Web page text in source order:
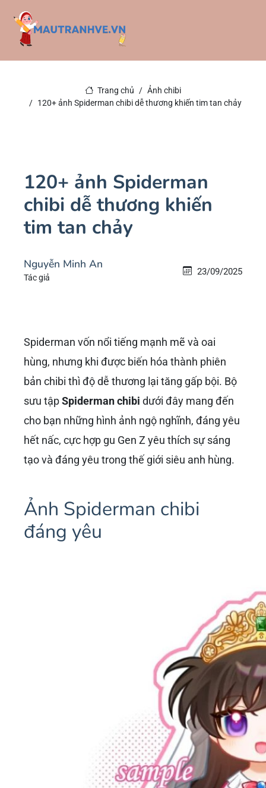
Trang chủ
Ảnh chibi
120+ ảnh Spiderman chibi dễ thương khiến tim tan chảy
120+ ảnh Spiderman
chibi dễ thương khiến
tim tan chảy
Nguyễn Minh An
Tác giả
23/09/2025
Spiderman vốn nổi tiếng mạnh mẽ và oai
hùng, nhưng khi được biến hóa thành phiên
bản chibi thì độ dễ thương lại tăng gấp bội. Bộ
sưu tậpSpiderman chibi dưới đây mang đến
cho bạn những hình ảnh ngộ nghĩnh, đáng yêu
hết nấc, cực hợp gu Gen Z yêu thích sự sáng
tạo và đáng yêu trong thế giới siêu anh hùng.
Ảnh Spiderman chibi
đáng yêu